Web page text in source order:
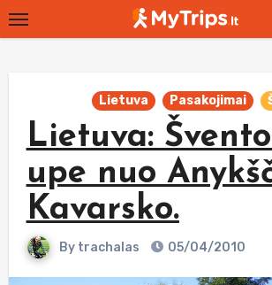
Skip
to
Lietuva Pasakojimai
Lietuva:
upe nuo
Kavarsko.
By trachalas 05/04/2010